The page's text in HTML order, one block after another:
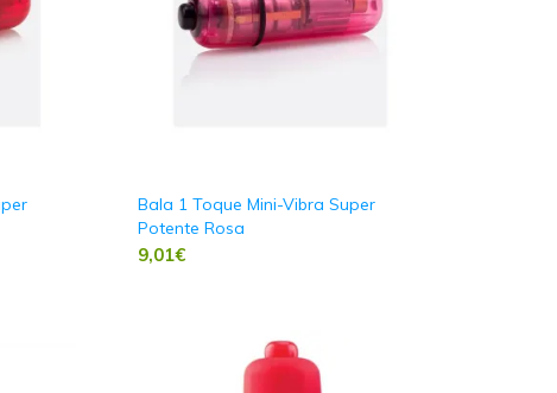
Bala 1 Toque Mini-Vibra Super
Potente Rosa
9,01€